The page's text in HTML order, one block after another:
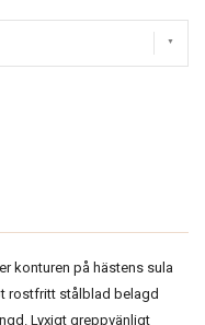
konturen på hästens sula
rostfritt stålblad belagd
Lyxigt greppvänligt